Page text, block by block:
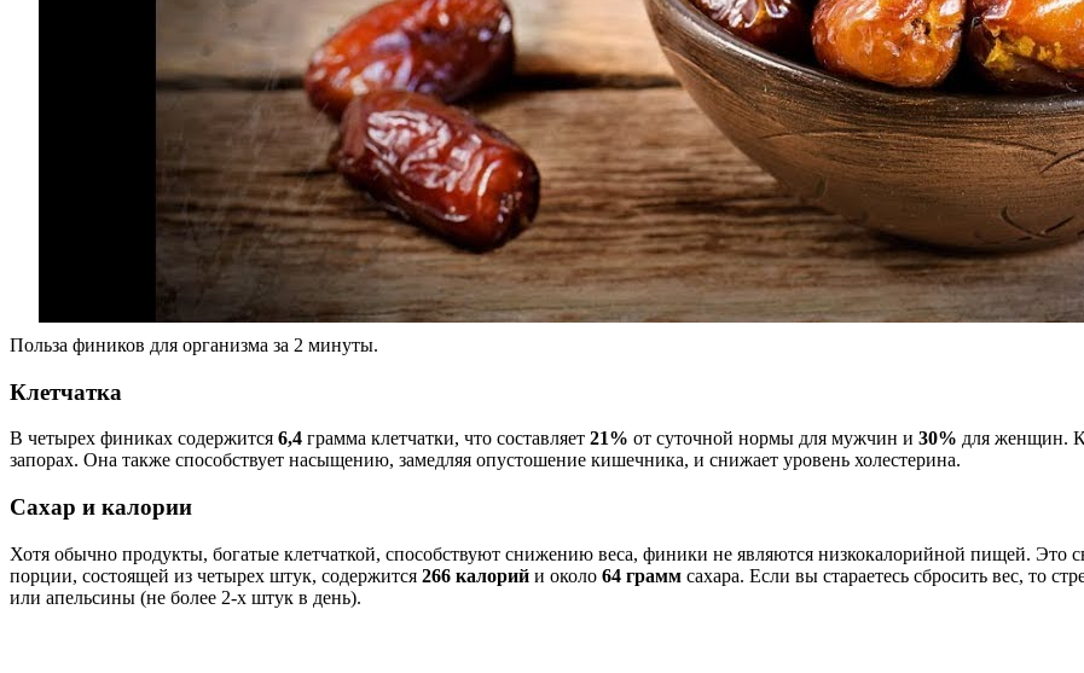
Польза фиников для организма за 2 минуты.
Клетчатка
В четырех финиках содержится 6,4 грамма клетчатки, что составляет 21% от суточной нормы для мужчин и 30% для женщин.
запорах. Она также способствует насыщению, замедляя опустошение кишечника, и снижает уровень холестерина.
Сахар и калории
Хотя обычно продукты, богатые клетчаткой, способствуют снижению веса, финики не являются низкокалорийной пищей. Это
порции, состоящей из четырех штук, содержится 266 калорий и около 64 грамм сахара. Если вы стараетесь сбросить вес, то
или апельсины (не более 2-х штук в день).